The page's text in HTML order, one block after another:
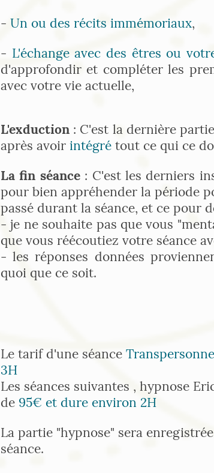
- Un ou des récits immémoriaux,
- L'échange avec des êtres ou
d'approfondir et compléter les
avec votre vie actuelle,
L'exduction : C'est la dernière
après avoir intégré tout ce qui ce
La fin séance: C'est les derniers
pour bien appréhender la période
passé durant la séance, et ce pour
- je ne souhaite pas que vous
que vous réécoutiez votre séance
- les réponses données
quoi que ce soit.
Le tarif d'une séance
3H
Les séances suivantes , hypnose
de 95€ et dure environ 2H
La partie "hypnose" sera
séance.